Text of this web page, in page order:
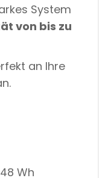
System
von bis zu
an Ihre
Wh